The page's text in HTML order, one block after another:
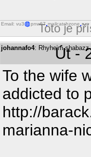
Email: vu3 pnw67 mailcatchzone run
Toto je
johannafo4: Rhyheim shabazz
Út -
To the wife
addicted to
http://
marianna-